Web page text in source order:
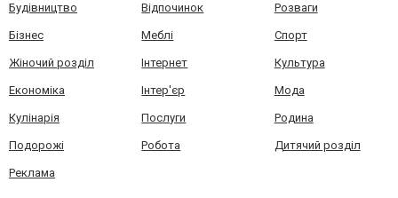
Будівництво Відпочинок Розваги
Бізнес Меблі Спорт
Жіночий розділ Інтернет Культура
Економіка Інтер'єр Мода
Кулінарія Послуги Родина
Подорожі Робота Дитячий розділ
Реклама